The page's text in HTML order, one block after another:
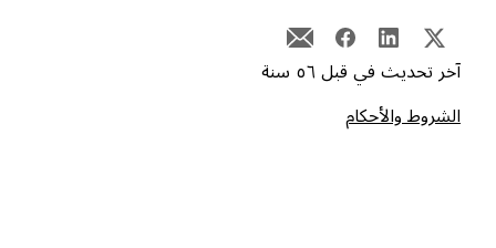
تحديث في قبل ٥٦ سنة
والأحكام